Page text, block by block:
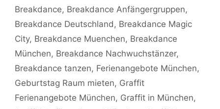
Breakdance, Breakdance Anfängergruppen,
Breakdance Deutschland , Breakdance Magic
City, Breakdance Muenchen, Breakdance
München, Breakdance Nachwuchstänzer,
Breakdance tanzen, Ferienangebote München,
Geburtstag Raum mieten, Graffit
Ferienangebote München, Graffit in München,